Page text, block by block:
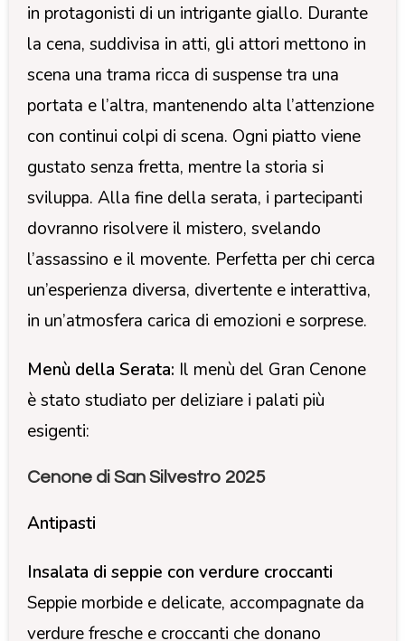
in protagonisti di un intrigante giallo. Durante
la cena, suddivisa in atti, gli attori mettono in
scena una trama ricca di suspense tra una
portata e l’altra, mantenendo alta l’attenzione
con continui colpi di scena. Ogni piatto viene
gustato senza fretta, mentre la storia si
sviluppa. Alla fine della serata, i partecipanti
dovranno risolvere il mistero, svelando
l’assassino e il movente. Perfetta per chi cerca
un’esperienza diversa, divertente e interattiva,
in un’atmosfera carica di emozioni e sorprese.
Menù della Serata: Il menù del Gran Cenone
è stato studiato per deliziare i palati più
esigenti:
Cenone di San Silvestro 2025
Antipasti
Insalata di seppie con verdure croccanti
Seppie morbide e delicate, accompagnate da
verdure fresche e croccanti che donano